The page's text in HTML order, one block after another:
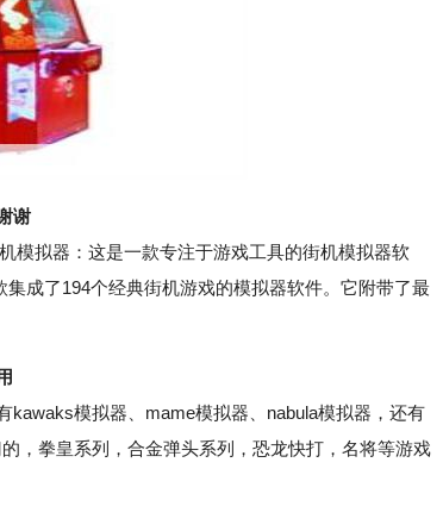
谢
拟器：这是一款专注于游戏工具的街机模拟器软
成了194个经典街机游戏的模拟器软件。它附带了最
模拟器、mame模拟器、nabula模拟器，还有
，拳皇系列，合金弹头系列，恐龙快打，名将等游戏